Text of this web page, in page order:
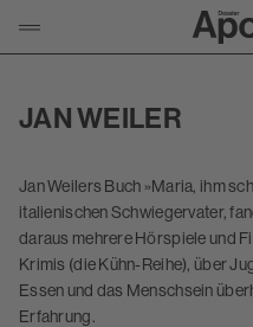
KLICKEN UM NAVIGATION ZU
JAN WEILER
Jan Weilers Buch »Maria, ihm
italienischen Schwiegervater,
daraus mehrere Hörspiele und
Krimis (die Kühn-Reihe), über
Essen und das Menschsein
Erfahrung.